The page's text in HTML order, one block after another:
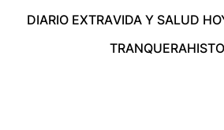
DIARIO EXTRAVIDA Y SALUD
TRANQUERA